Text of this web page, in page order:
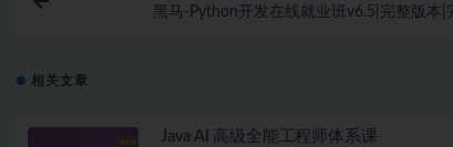
黑马-Python开发在线就业班v6.5|完整版本|
相关文章
Java AI 高级全能工程师体系课